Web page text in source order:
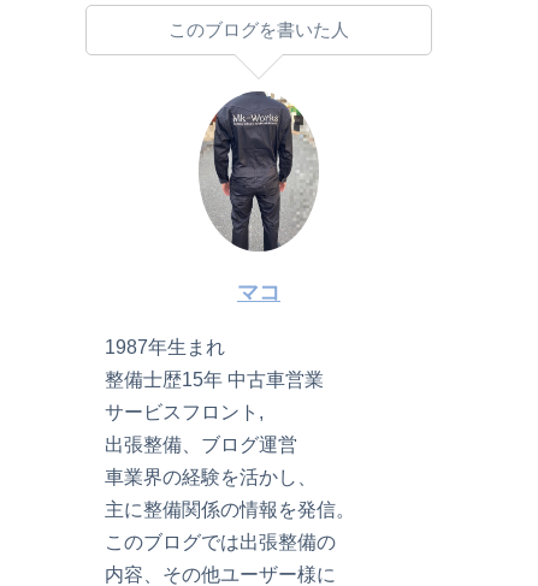
このブログを書いた人
マコ
1987年生まれ
整備士歴15年 中古車営業
サービスフロント,
出張整備、ブログ運営
車業界の経験を活かし、
主に整備関係の情報を発信。
このブログでは出張整備の
内容、その他ユーザー様に